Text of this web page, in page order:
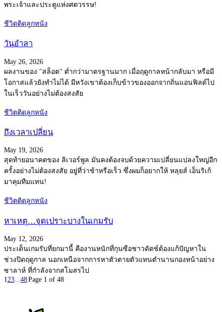
พระเจ้าและประตูแห่งศตวรรษ!
ชีวิตติดลูกหนัง
วันอำลา
May 26, 2026
ผลงานของ "สล็อต" ต่ำกว่ามาตรฐานมาก เมื่อฤดูกาลหน้ากลับมา หรือมี
โอกาสแล้วยังทำไม่ได้ มีหวังเขาต้องเก็บข้าวของออกจากถิ่นแอนฟิลด์ไป
ในเร็ววันอย่างไม่ต้องสงสัย
ชีวิตติดลูกหนัง
ถึงเวลาเปลี่ยน
May 19, 2026
สุดท้ายอนาคตของ ลิเวอร์พูล มันคงต้องจบด้วยความเปลี่ยนแปลงใหญ่อีก
ครั้งอย่างไม่ต้องสงสัย อยู่ที่ว่าช้าหรือเร็ว ซึ่งผมก็อยากให้ หลุยส์ เอ็นริเก้
มาคุมทีมแทน!
ชีวิตติดลูกหนัง
หาเหตุ…จุดเปราะบางในเกมรับ
May 12, 2026
ประเด็นเกมรับที่ยกมานี้ คืองานหนักที่กุนซือชาวดัตช์ต้องแก้ปัญหาใน
ช่วงปิดฤดูกาล นอกเหนือจากการหาตัวตายตัวแทนตำนานกองหน้าอย่าง
ซาลาห์ ที่กำลังจากสโมสรไป
123...48Page 1 of 48